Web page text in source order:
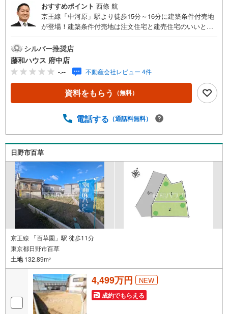
おすすめポイント 西條 航
京王線「中河原」駅より徒歩15分～16分に建築条件付売地
が登場！建築条件付売地は注文住宅と建売住宅のいいとこ
しますので、お気軽にお問い合わせください！
シルバー推奨店
藤和ハウス 府中店
-.-- 不動産会社レビュー 4件
資料をもらう （無料）
電話する （通話料無料）
日野市百草
京王線 「百草園」駅 徒歩11分
東京都日野市百草
土地132.89m2
4,499万円 NEW
成約でもらえる